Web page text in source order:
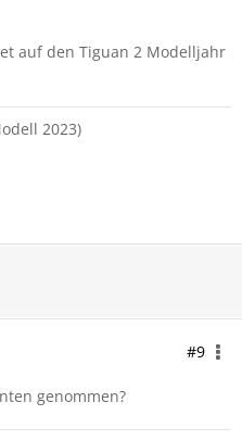
auf den Tiguan 2 Modelljahr
2023)
#9
genommen?